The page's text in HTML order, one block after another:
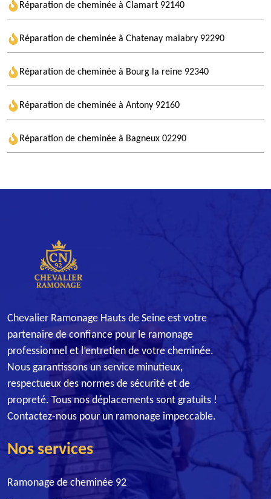
Réparation de cheminée à Clamart 92140
Réparation de cheminée à Chatenay malabry 92290
Réparation de cheminée à Bourg la reine 92340
Réparation de cheminée à Antony 92160
Réparation de cheminée à Bagneux 02290
Chevalier Ramonage Hauts de Seine est votre
partenaire de confiance pour le ramonage
professionnel et l’entretien de votre cheminée.
Nous garantissons un service minutieux,
respectueux des normes de sécurité et de
propreté. Tous nos déplacements sont gratuits !
Contactez-nous pour un ramonage impeccable.
Nos services
Ramonage de cheminée 92